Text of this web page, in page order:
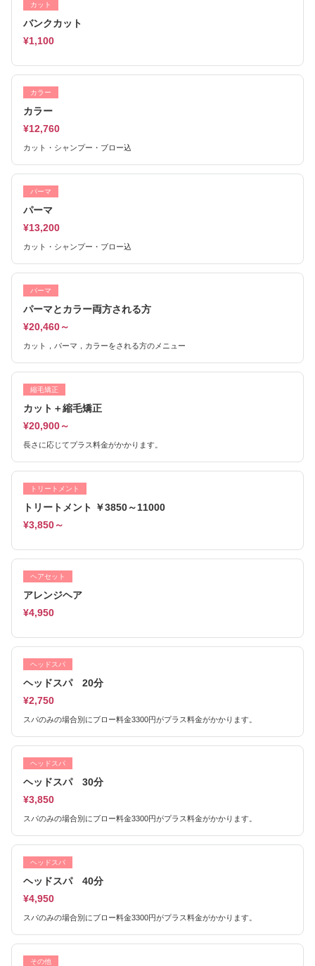
カット
バンクカット
¥1,100
カラー
カラー
¥12,760
カット・シャンプー・ブロー込
パーマ
パーマ
¥13,200
カット・シャンプー・ブロー込
パーマ
パーマとカラー両方される方
¥20,460～
カット，パーマ，カラーをされる方のメニュー
縮毛矯正
カット＋縮毛矯正
¥20,900～
長さに応じてプラス料金がかかります。
トリートメント
トリートメント ￥3850～11000
¥3,850～
ヘアセット
アレンジヘア
¥4,950
ヘッドスパ
ヘッドスパ 20分
¥2,750
スパのみの場合別にブロー料金3300円がプラス料金がかかります。
ヘッドスパ
ヘッドスパ 30分
¥3,850
スパのみの場合別にブロー料金3300円がプラス料金がかかります。
ヘッドスパ
ヘッドスパ 40分
¥4,950
スパのみの場合別にブロー料金3300円がプラス料金がかかります。
その他